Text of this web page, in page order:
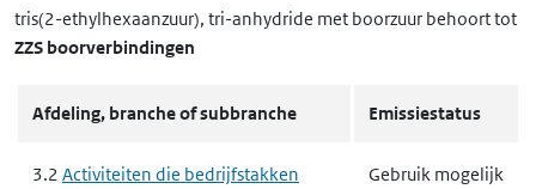
tris(2-ethylhexaanzuur), tri-anhydride met boorzuur behoort tot
ZZS boorverbindingen
Afdeling, branche of subbranche Emissiestatus
3.2 Activiteiten die bedrijfstakken
Gebruik mogelijk